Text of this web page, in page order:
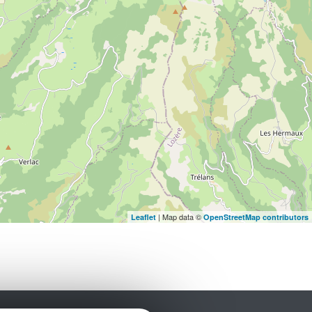
Leaflet | Map data © OpenStreetMap contributors